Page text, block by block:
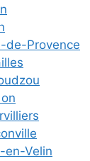
de-Provence
en-Velin